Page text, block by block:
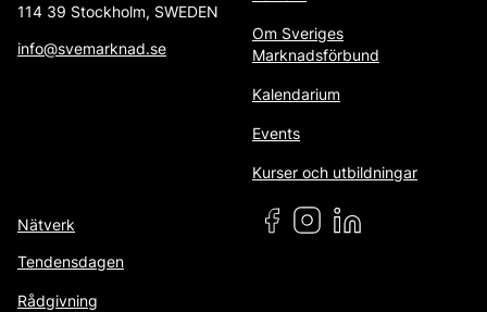
114 39 Stockholm, SWEDEN
info@svemarknad.se
Om Sveriges
Marknadsförbund
Kalendarium
Events
Kurser och utbildningar
Nätverk
Tendensdagen
Rådgivning